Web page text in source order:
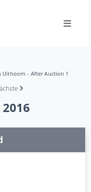
Uithoorn - After Auction 1